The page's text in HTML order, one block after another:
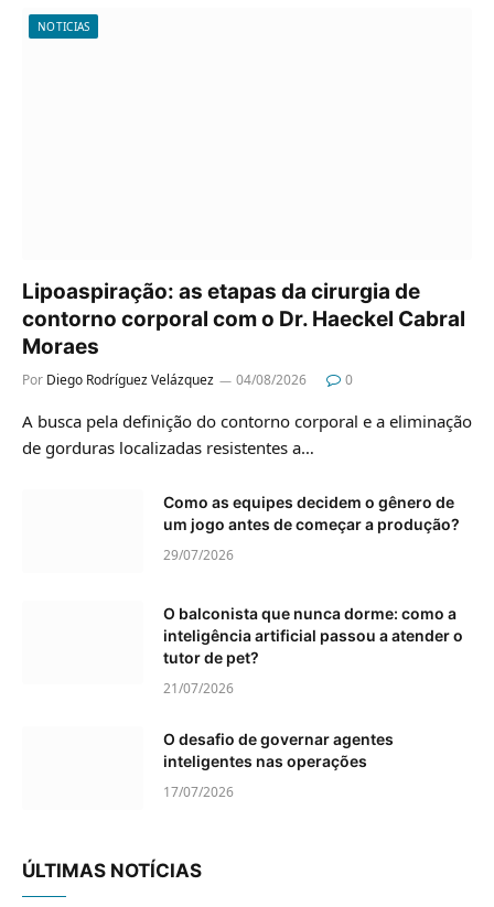
NOTICIAS
Lipoaspiração: as etapas da cirurgia de
contorno corporal com o Dr. Haeckel Cabral
Moraes
Por Diego Rodríguez Velázquez 04/08/2026 0
A busca pela definição do contorno corporal e a eliminação
de gorduras localizadas resistentes a…
Como as equipes decidem o gênero de
um jogo antes de começar a produção?
29/07/2026
O balconista que nunca dorme: como a
inteligência artificial passou a atender o
tutor de pet?
21/07/2026
O desafio de governar agentes
inteligentes nas operações
17/07/2026
ÚLTIMAS NOTÍCIAS